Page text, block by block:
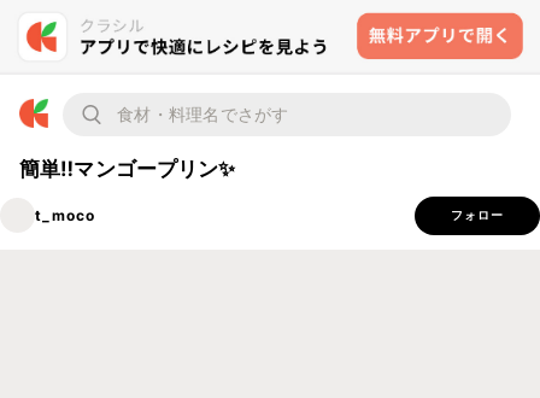
簡単‼️マンゴープリン✨
t_moco フォロー